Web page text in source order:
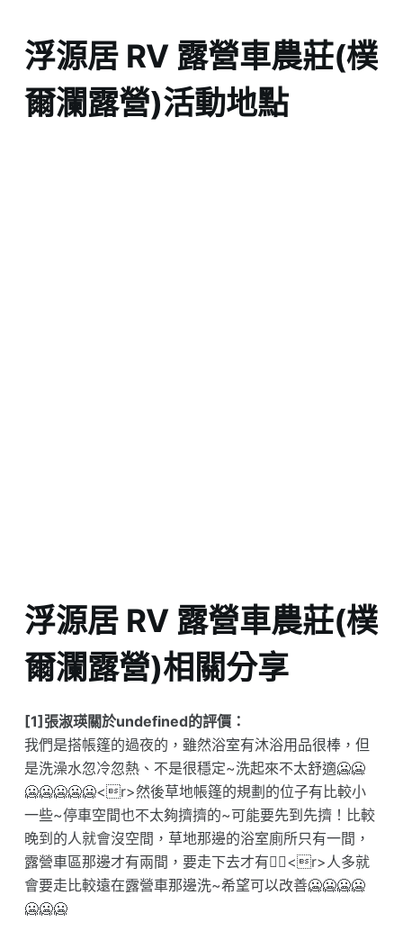
浮源居 RV 露營車農莊(樸
爾瀾露營)活動地點
浮源居 RV 露營車農莊(樸
爾瀾露營)相關分享
[1]張淑瑛關於undefined的評價：
我們是搭帳篷的過夜的，雖然浴室有沐浴用品很棒，但
是洗澡水忽冷忽熱、不是很穩定~洗起來不太舒適🥶🥶
🥶🥶🥶🥶🥶<r>然後草地帳篷的規劃的位子有比較小
一些~停車空間也不太夠擠擠的~可能要先到先擠！比較
晚到的人就會沒空間，草地那邊的浴室廁所只有一間，
露營車區那邊才有兩間，要走下去才有😵‍💫<r>人多就
會要走比較遠在露營車那邊洗~希望可以改善🥶🥶🥶🥶
🥶🥶🥶